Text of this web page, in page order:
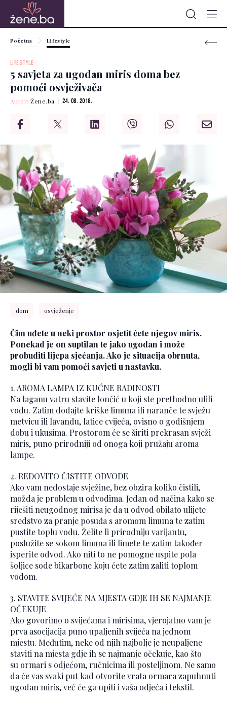
Početna Lifestyle
LIFESTYLE
5 savjeta za ugodan miris doma bez
pomoći osvježivača
Autor:Žene.ba 24. 08. 2018.
dom osvježenje
Čim uđete u neki prostor osjetit ćete njegov miris.
Ponekad je on suptilan te jako ugodan i može
probuditi lijepa sjećanja. Ako je situacija obrnuta,
mogli bi vam pomoći savjeti u nastavku.
1. AROMA LAMPA IZ KUĆNE RADINOSTI
Na laganu vatru stavite lončić u koji ste prethodno ulili
vodu. Zatim dodajte kriške limuna ili naranče te svježu
metvicu ili lavandu, latice cvijeća, ovisno o godišnjem
dobu i ukusima. Prostorom će se širiti prekrasan svježi
miris, puno prirodniji od onoga koji pružaju aroma
lampe.
2. REDOVITO ČISTITE ODVODE
Ako vam nedostaje svježine, bez obzira koliko čistili,
možda je problem u odvodima. Jedan od načina kako se
riješiti neugodnog mirisa je da u odvod obilato ulijete
sredstvo za pranje posuđa s aromom limuna te zatim
pustite toplu vodu. Želite li prirodniju varijantu,
poslužite se sokom limuna ili limete te zatim također
isperite odvod. Ako niti to ne pomogne uspite pola
šoljice sode bikarbone koju ćete zatim zaliti toplom
vodom.
3. STAVITE SVIJEĆE NA MJESTA GDJE IH SE NAJMANJE
OČEKUJE
Ako govorimo o svijećama i mirisima, vjerojatno vam je
prva asocijacija puno upaljenih svijeća na jednom
mjestu. Međutim, neke od njih najbolje je neupaljene
staviti na mjesta gdje ih se najmanje očekuje, kao što
su ormari s odjećom, ručnicima ili posteljinom. Ne samo
da će vas svaki put kad otvorite vrata ormara zapuhnuti
ugodan miris, već će ga upiti i vaša odjeća i tekstil.